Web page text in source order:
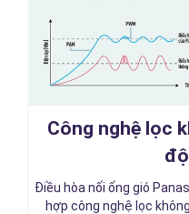
Công nghệ lọc
Điều hòa nối ống gió
hợp công nghệ lọc